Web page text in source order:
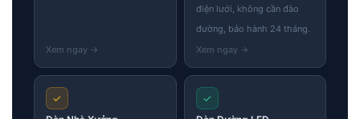
điện lưới, không cần đào
đường, bảo hành 24 tháng.
✓ ✓